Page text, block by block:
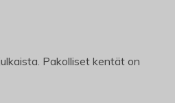
Pakolliset kentät on